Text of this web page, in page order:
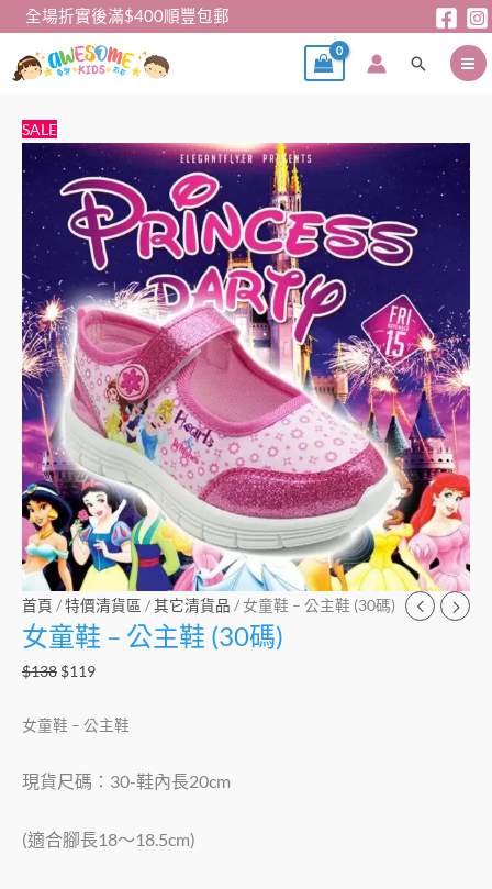
全場折實後滿$400順豐包郵
搜
SALE
首頁 /特價清貨區 /其它清貨品 / 女童鞋 – 公主鞋 (30碼)
女童鞋 – 公主鞋 (30碼)
$138
始
價
格：
$138。
$119
前
價
格：
$119。
女童鞋 – 公主鞋
現貨尺碼：30-鞋內長20cm
(適合腳長18～18.5cm)
女
童
-
鞋
(30
碼)
數
量